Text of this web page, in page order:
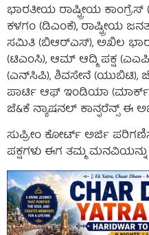
ಭಾರತೀಯ ರಾಷ್ಟ್ರೀಯ ಕಾಂಗ್ರೆಸ್
ಕಳಗಂ (ಡಿಎಂಕೆ), ರಾಷ್ಟ್ರೀಯ
ಸಮಿತಿ (ಬಿಆರ್‌ಎಸ್), ಅಖಿಲ
(ಟಿಎಂಸಿ), ಆಮ್ ಆದ್ಮಿ ಪಕ್ಷ
(ಎನ್‌ಸಿಪಿ), ಶಿವಸೇನೆ (ಯುಬಿಟಿ),
ಪಾರ್ಟಿ ಆಫ್ ಇಂಡಿಯಾ
ಜೆ&ಕೆ ನ್ಯಾಷನಲ್ ಕಾನ್ಫರೆನ್ಸ್ ಈ
ಸುಪ್ರೀಂ ಕೋರ್ಟ್‌ ಅರ್ಜಿ
ಪಕ್ಷಗಳು ಈಗ ತಮ್ಮ